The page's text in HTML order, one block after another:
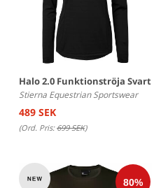
Halo 2.0 Funktionströja Svart
Stierna Equestrian Sportswear
489 SEK
(Ord. Pris:699 SEK)